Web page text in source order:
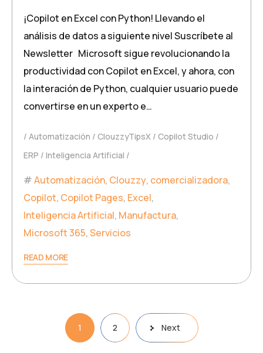
¡Copilot en Excel con Python! Llevando el
análisis de datos a siguiente nivel Suscríbete al
Newsletter Microsoft sigue revolucionando la
productividad con Copilot en Excel, y ahora, con
la interación de Python, cualquier usuario puede
convertirse en un experto e…
Automatización ClouzzyTipsX
Copilot Studio
ERP
Inteligencia Artificial
Automatización, Clouzzy, comercializadora,
Copilot, Copilot Pages, Excel,
Inteligencia Artificial, Manufactura,
Microsoft 365,Servicios
READ MORE
1 2 Next